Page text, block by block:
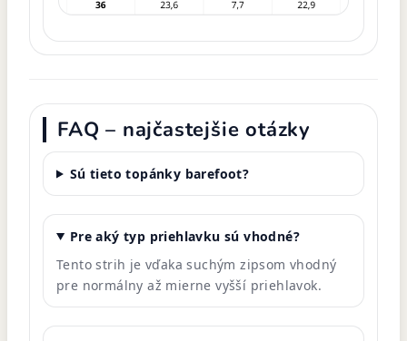
FAQ – najčastejšie otázky
Sú tieto topánky barefoot?
Pre aký typ priehlavku sú vhodné?
Tento strih je vďaka suchým zipsom vhodný
pre normálny až mierne vyšší priehlavok.